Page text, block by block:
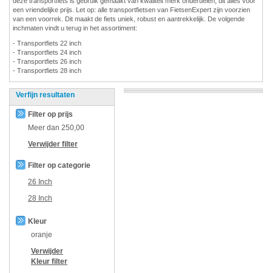
een vriendelijke prijs. Let op: alle transportfietsen van FietsenExpert zijn voorzien
van een voorrek. Dit maakt de fiets uniek, robust en aantrekkelijk. De volgende
inchmaten vindt u terug in het assortiment:
- Transportfiets 22 inch
- Transportfiets 24 inch
- Transportfiets 26 inch
- Transportfiets 28 inch
Verfijn resultaten
Filter op prijs
Meer dan 250,00
Verwijder filter
Filter op categorie
26 Inch
28 Inch
Kleur
oranje
Verwijder
Kleur filter